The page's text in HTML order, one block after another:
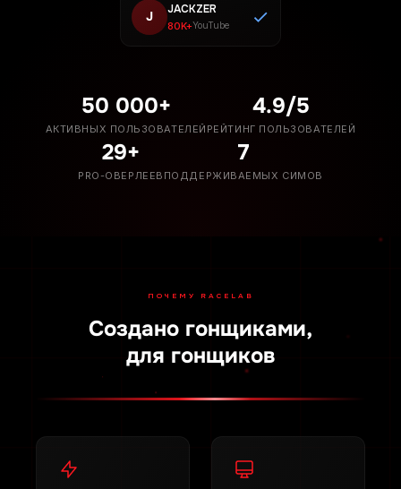
J JACKZER
80K+YouTube
50 000+
АКТИВНЫХ ПОЛЬЗОВАТЕЛЕЙ
4.9/5
РЕЙТИНГ ПОЛЬЗОВАТЕЛЕЙ
29+
PRO-ОВЕРЛЕЕВ
7
ПОДДЕРЖИВАЕМЫХ СИМОВ
ПОЧЕМУ RACELAB
Создано гонщиками,
для гонщиков